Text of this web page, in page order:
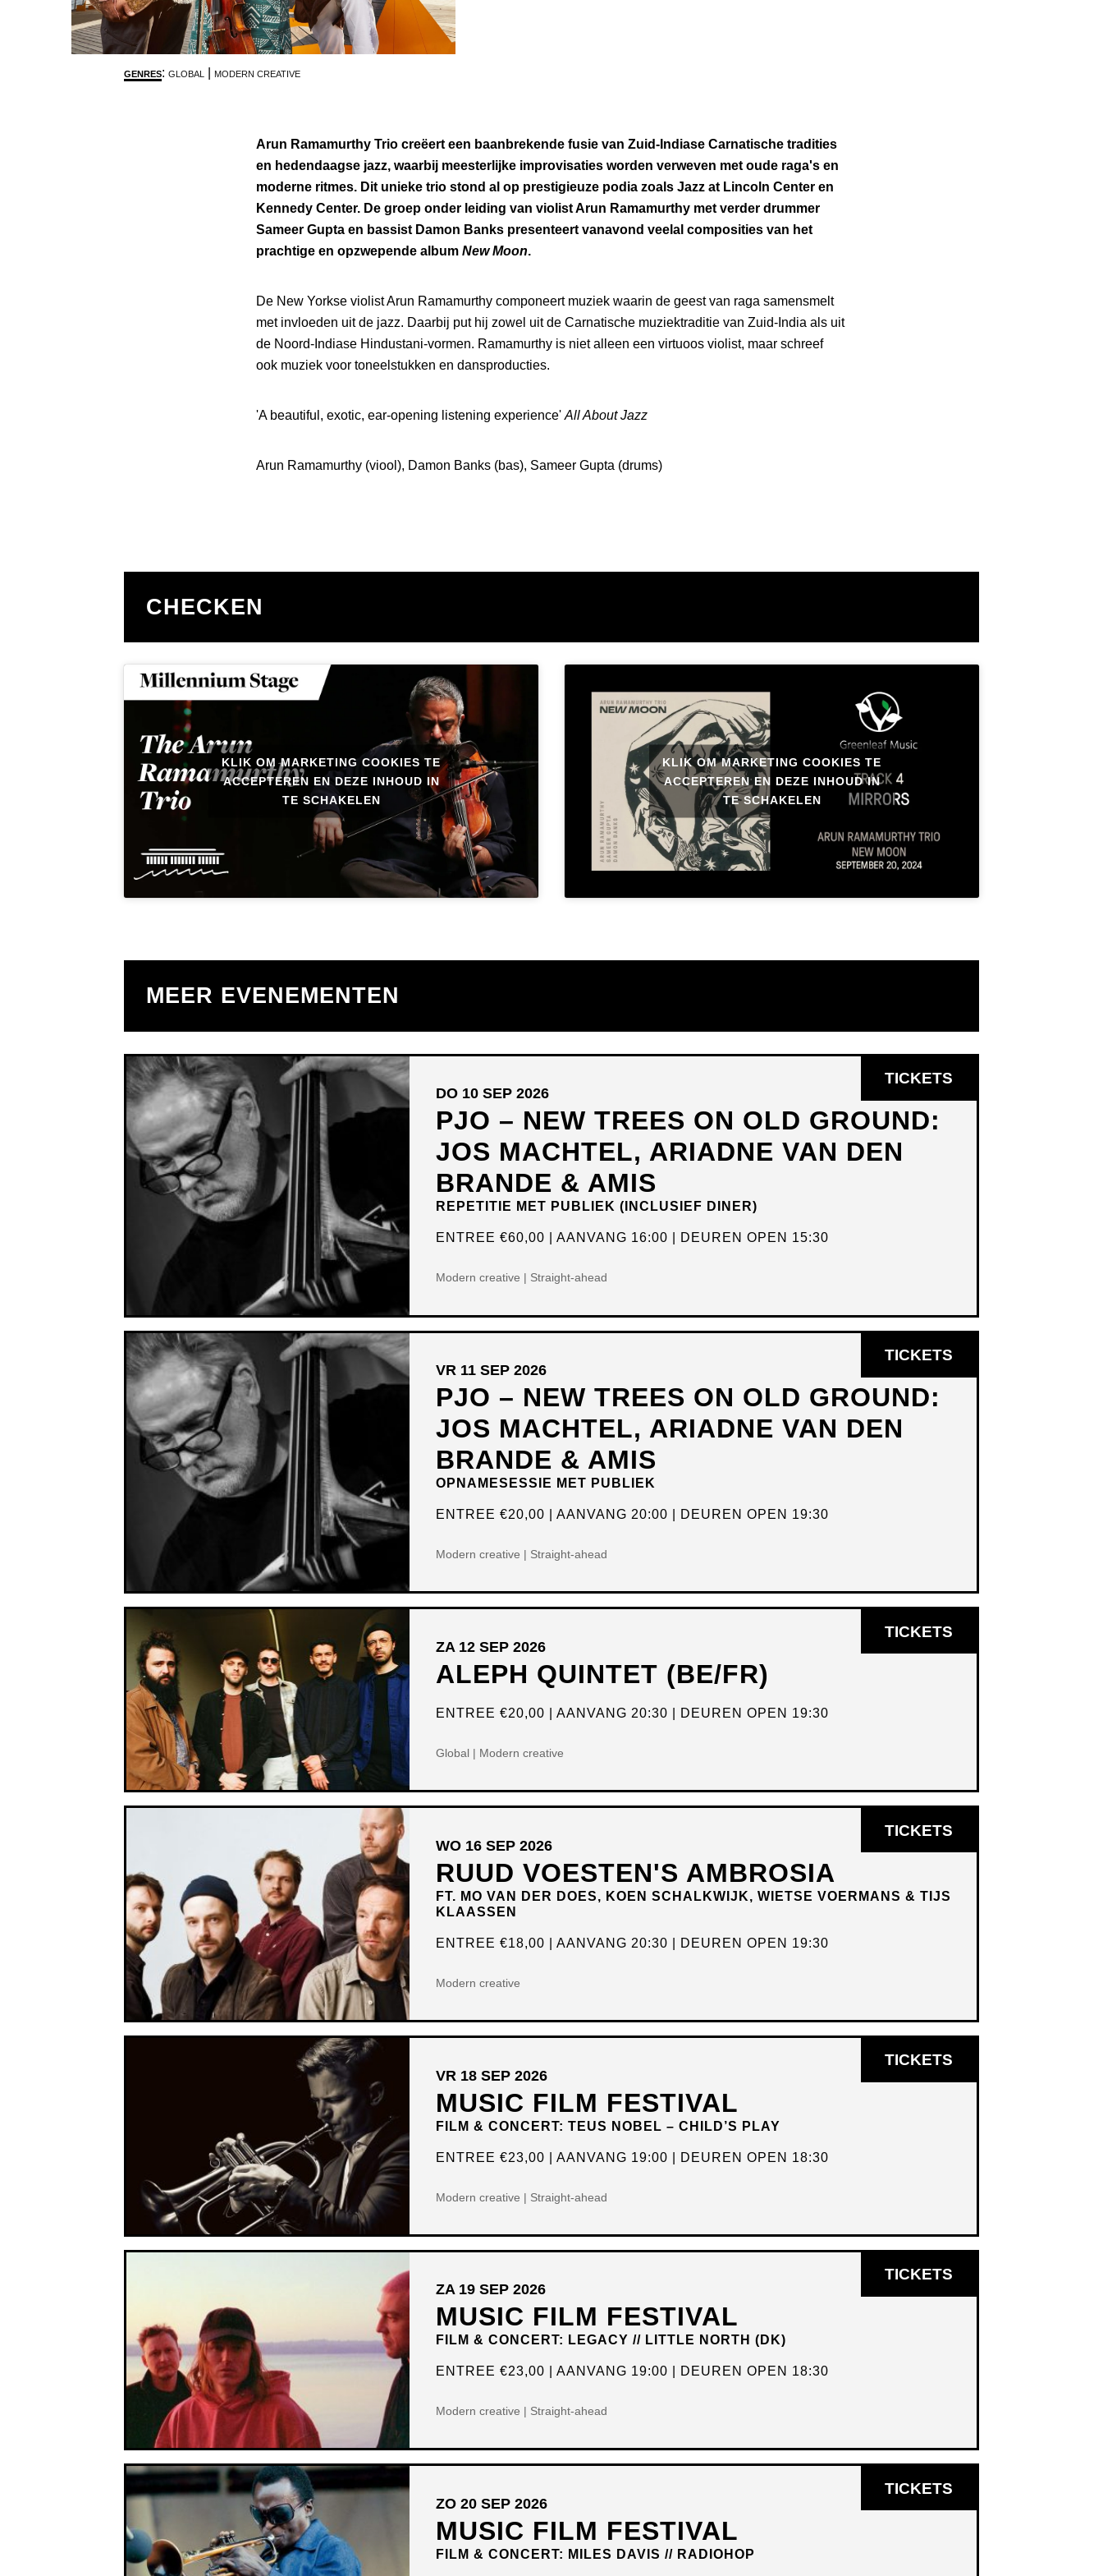
GENRES: GLOBAL MODERN CREATIVE
Arun Ramamurthy Trio creëert een baanbrekende fusie van Zuid-Indiase Carnatische tradities
en hedendaagse jazz, waarbij meesterlijke improvisaties worden verweven met oude raga's en
moderne ritmes. Dit unieke trio stond al op prestigieuze podia zoals Jazz at Lincoln Center en
Kennedy Center. De groep onder leiding van violist Arun Ramamurthy met verder drummer
Sameer Gupta en bassist Damon Banks presenteert vanavond veelal composities van het
prachtige en opzwepende album New Moon.
De New Yorkse violist Arun Ramamurthy componeert muziek waarin de geest van raga samensmelt
met invloeden uit de jazz. Daarbij put hij zowel uit de Carnatische muziektraditie van Zuid-India als uit
de Noord-Indiase Hindustani-vormen. Ramamurthy is niet alleen een virtuoos violist, maar schreef
ook muziek voor toneelstukken en dansproducties.
'A beautiful, exotic, ear-opening listening experience' All About Jazz
Arun Ramamurthy (viool), Damon Banks (bas), Sameer Gupta (drums)
CHECKEN
KLIK OM MARKETING COOKIES TE
ACCEPTEREN EN DEZE INHOUD IN
TE SCHAKELEN
KLIK OM MARKETING COOKIES TE
ACCEPTEREN EN DEZE INHOUD IN
TE SCHAKELEN
MEER EVENEMENTEN
PJO – NEW TREES ON OLD GROUND:
JOS MACHTEL, ARIADNE VAN DEN
BRANDE & AMIS
REPETITIE MET PUBLIEK (INCLUSIEF DINER)
DO 10 SEP 2026
ENTREE€60,00 AANVANG 16:00 DEUREN OPEN 15:30
Modern creative | Straight-ahead
TICKETS
IN
PJO – NEW TREES ON OLD GROUND:
JOS MACHTEL, ARIADNE VAN DEN
BRANDE & AMIS
OPNAMESESSIE MET PUBLIEK
VR 11 SEP 2026
ENTREE€20,00 AANVANG 20:00 DEUREN OPEN 19:30
Modern creative | Straight-ahead
TICKETS
IN
ALEPH QUINTET (BE/FR)
ZA 12 SEP 2026
ENTREE€20,00 AANVANG 20:30 DEUREN OPEN 19:30
Global | Modern creative
TICKETS
IN
RUUD VOESTEN'S AMBROSIA
FT. MO VAN DER DOES, KOEN SCHALKWIJK, WIETSE VOERMANS & TIJS
KLAASSEN
WO 16 SEP 2026
ENTREE€18,00 AANVANG 20:30 DEUREN OPEN 19:30
Modern creative
TICKETS
IN
MUSIC FILM FESTIVAL
FILM & CONCERT: TEUS NOBEL – CHILD’S PLAY
VR 18 SEP 2026
ENTREE€23,00 AANVANG 19:00 DEUREN OPEN 18:30
Modern creative | Straight-ahead
TICKETS
IN
MUSIC FILM FESTIVAL
FILM & CONCERT: LEGACY // LITTLE NORTH (DK)
ZA 19 SEP 2026
ENTREE€23,00 AANVANG 19:00 DEUREN OPEN 18:30
Modern creative | Straight-ahead
TICKETS
IN
MUSIC FILM FESTIVAL
FILM & CONCERT: MILES DAVIS // RADIOHOP
ZO 20 SEP 2026
TICKETS
IN